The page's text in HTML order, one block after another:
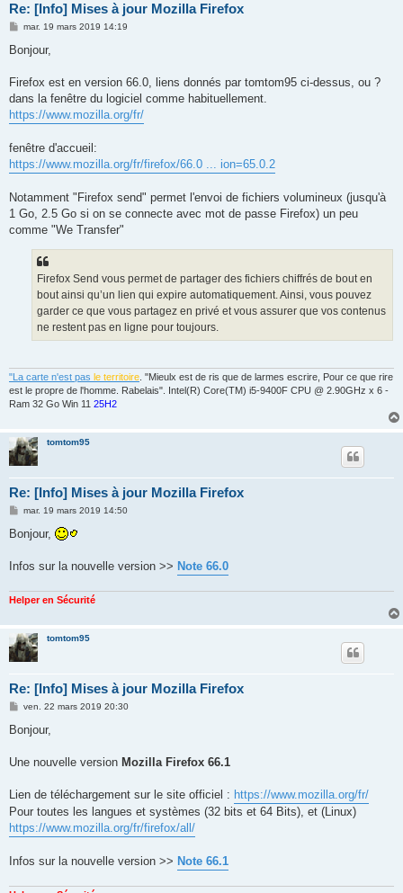
Re: [Info] Mises à jour Mozilla Firefox
M
s
g
mar. 19 mars 2019 14:19
Bonjour,
Firefox est en version 66.0, liens donnés par tomtom95 ci-dessus, ou ?
dans la fenêtre du logiciel comme habituellement.
https://www.mozilla.org/fr/
fenêtre d'accueil:
https://www.mozilla.org/fr/firefox/66.0 ... ion=65.0.2
Notamment "Firefox send" permet l'envoi de fichiers volumineux (jusqu'à
1 Go, 2.5 Go si on se connecte avec mot de passe Firefox) un peu
comme "We Transfer"
Firefox Send vous permet de partager des fichiers chiffrés de bout en
bout ainsi qu’un lien qui expire automatiquement. Ainsi, vous pouvez
garder ce que vous partagez en privé et vous assurer que vos contenus
ne restent pas en ligne pour toujours.
"La carte n'est pas le territoire . "Mieulx est de ris que de larmes escrire, Pour ce que rire
est le propre de l'homme. Rabelais". Intel(R) Core(TM) i5-9400F CPU @ 2.90GHz x 6 -
Ram 32 Go Win 11 25H2
tomtom95
Re: [Info] Mises à jour Mozilla Firefox
M
s
g
mar. 19 mars 2019 14:50
Bonjour,
Infos sur la nouvelle version >> Note 66.0
Helper en Sécurité
tomtom95
Re: [Info] Mises à jour Mozilla Firefox
M
s
g
ven. 22 mars 2019 20:30
Bonjour,
Une nouvelle version Mozilla Firefox 66.1
Lien de téléchargement sur le site officiel : https://www.mozilla.org/fr/
Pour toutes les langues et systèmes (32 bits et 64 Bits), et (Linux)
https://www.mozilla.org/fr/firefox/all/
Infos sur la nouvelle version >> Note 66.1